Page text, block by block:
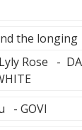
the longing
Rose -
- GOVI